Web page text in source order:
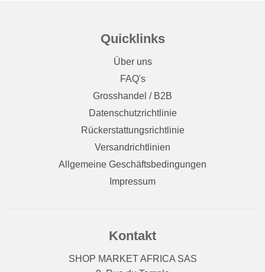
Quicklinks
Über uns
FAQ's
Grosshandel / B2B
Datenschutzrichtlinie
Rückerstattungsrichtlinie
Versandrichtlinien
Allgemeine Geschäftsbedingungen
Impressum
Kontakt
SHOP MARKET AFRICA SAS